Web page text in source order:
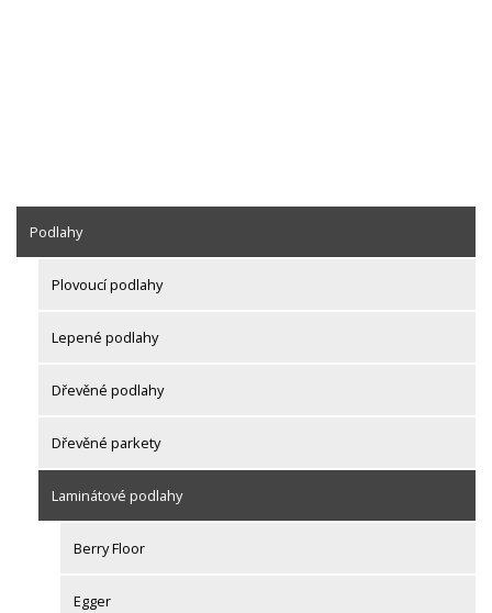
Podlahy
Plovoucí podlahy
Lepené podlahy
Dřevěné podlahy
Dřevěné parkety
Laminátové podlahy
Berry Floor
Egger